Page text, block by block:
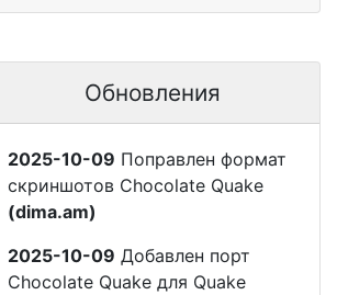
Обновления
2025-10-09 Поправлен формат
скриншотов Chocolate Quake
(dima.am)
2025-10-09 Добавлен порт
Chocolate Quake для Quake